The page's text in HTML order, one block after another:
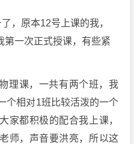
原本12号上课的我，
第一次正式授课，有些紧
课，一共有两个班，我
个相对1班比较活泼的一个
家都积极的配合我上课，
师，声音要洪亮，所以这